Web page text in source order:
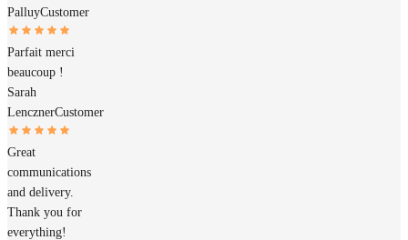
PalluyCustomer
Parfait merci
beaucoup !
Sarah
LencznerCustomer
Great
communications
and delivery.
Thank you for
everything!